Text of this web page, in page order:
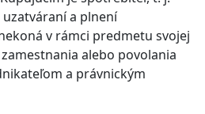
a plnení
v rámci predmetu svojej
alebo povolania
a právnickým